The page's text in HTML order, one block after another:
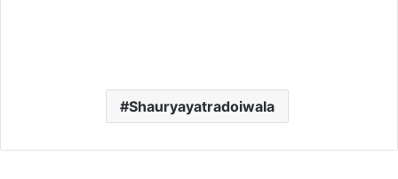
Shauryayatradoiwala